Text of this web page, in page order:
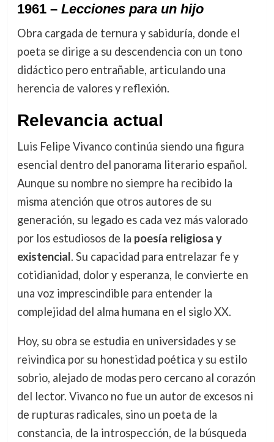
1961 – Lecciones para un hijo
Obra cargada de ternura y sabiduría, donde el
poeta se dirige a su descendencia con un tono
didáctico pero entrañable, articulando una
herencia de valores y reflexión.
Relevancia actual
Luis Felipe Vivanco continúa siendo una figura
esencial dentro del panorama literario español.
Aunque su nombre no siempre ha recibido la
misma atención que otros autores de su
generación, su legado es cada vez más valorado
por los estudiosos de la poesía religiosa y
existencial. Su capacidad para entrelazar fe y
cotidianidad, dolor y esperanza, le convierte en
una voz imprescindible para entender la
complejidad del alma humana en el siglo XX.
Hoy, su obra se estudia en universidades y se
reivindica por su honestidad poética y su estilo
sobrio, alejado de modas pero cercano al corazón
del lector. Vivanco no fue un autor de excesos ni
de rupturas radicales, sino un poeta de la
constancia, de la introspección, de la búsqueda